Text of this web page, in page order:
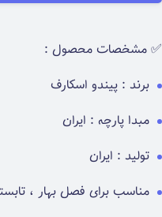
✅ مشخصات محصول :
برند : پیندو اسکارف
مبدا پارچه : ایران
تولید : ایران
مناسب برای فصل بهار ،